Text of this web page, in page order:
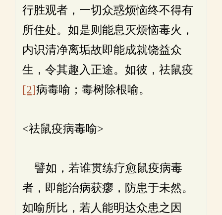
行胜观者，一切众惑烦恼终不得有
所住处。如是则能息灭烦恼毒火，
内识清净离垢故即能成就饶益众
生，令其趣入正途。如彼，祛鼠疫
[2]病毒喻；毒树除根喻。
<祛鼠疫病毒喻>
譬如，若谁贯练疗愈鼠疫病毒
者，即能治病获瘳，防患于未然。
如喻所比，若人能明达众患之因